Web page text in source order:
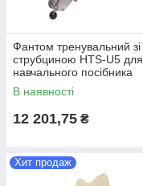
Фантом тренувальний зі
струбциною HTS-U5 для
навчального посібника
В наявності
12 201,75 ₴
Хит продаж